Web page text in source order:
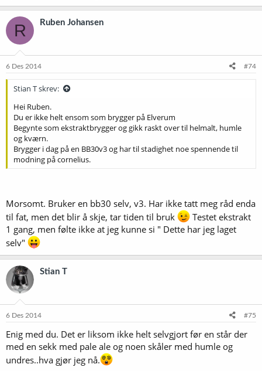
R Ruben Johansen
6 Des 2014 #74
Stian T skrev:
Hei Ruben.
Du er ikke helt ensom som brygger på Elverum
Begynte som ekstraktbrygger og gikk raskt over til helmalt, humle
og kværn.
Brygger i dag på en BB30v3 og har til stadighet noe spennende til
modning på cornelius.
Morsomt. Bruker en bb30 selv, v3. Har ikke tatt meg råd enda
til fat, men det blir å skje, tar tiden til bruk
Testet ekstrakt
1 gang, men følte ikke at jeg kunne si " Dette har jeg laget
selv"
Stian T
6 Des 2014 #75
Enig med du. Det er liksom ikke helt selvgjort før en står der
med en sekk med pale ale og noen skåler med humle og
undres..hva gjør jeg nå.